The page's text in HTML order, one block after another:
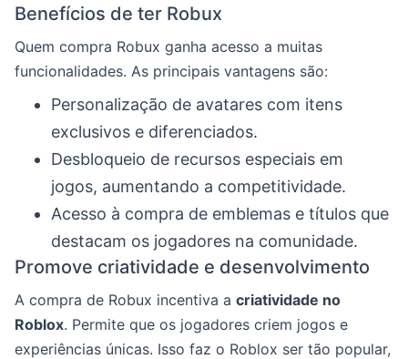
Benefícios de ter Robux
Quem compra Robux ganha acesso a muitas
funcionalidades. As principais vantagens são:
Personalização de avatares com itens
exclusivos e diferenciados.
Desbloqueio de recursos especiais em
jogos, aumentando a competitividade.
Acesso à compra de emblemas e títulos que
destacam os jogadores na comunidade.
Promove criatividade e desenvolvimento
A compra de Robux incentiva a criatividade no
Roblox. Permite que os jogadores criem jogos e
experiências únicas. Isso faz o Roblox ser tão popular,